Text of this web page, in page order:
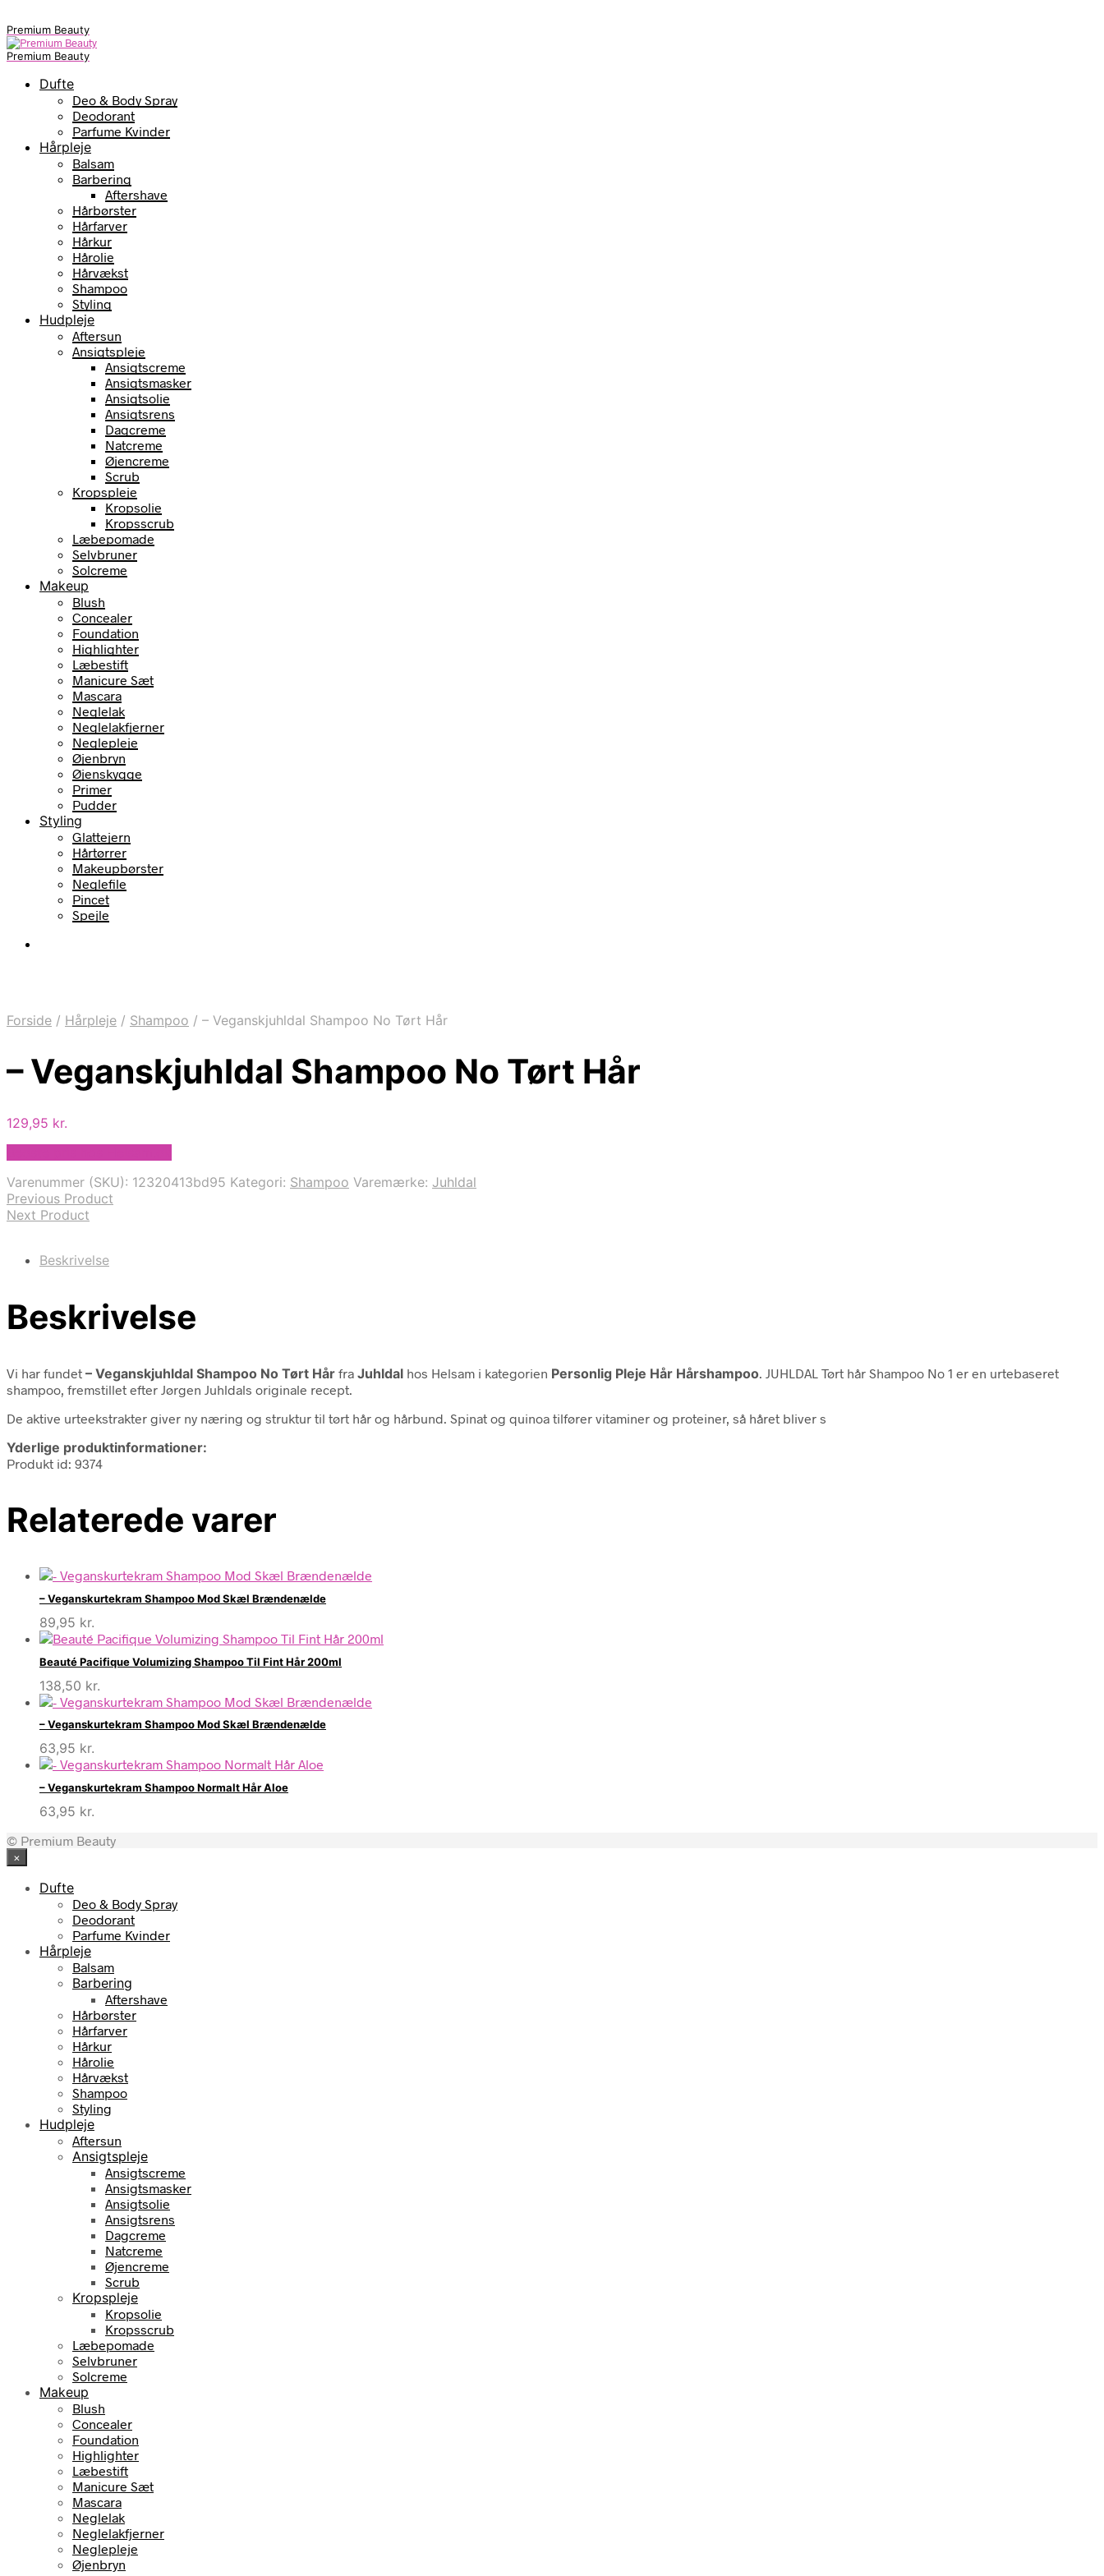
Premium Beauty
Premium Beauty
Dufte
Deo & Body Spray
Deodorant
Parfume Kvinder
Hårpleje
Balsam
Barbering
Aftershave
Hårbørster
Hårfarver
Hårkur
Hårolie
Hårvækst
Shampoo
Styling
Hudpleje
Aftersun
Ansigtspleje
Ansigtscreme
Ansigtsmasker
Ansigtsolie
Ansigtsrens
Dagcreme
Natcreme
Øjencreme
Scrub
Kropspleje
Kropsolie
Kropsscrub
Læbepomade
Selvbruner
Solcreme
Makeup
Blush
Concealer
Foundation
Highlighter
Læbestift
Manicure Sæt
Mascara
Neglelak
Neglelakfjerner
Neglepleje
Øjenbryn
Øjenskygge
Primer
Pudder
Styling
Glattejern
Hårtørrer
Makeupbørster
Neglefile
Pincet
Spejle
Forside / Hårpleje / Shampoo / – Veganskjuhldal Shampoo No Tørt Hår
– Veganskjuhldal Shampoo No Tørt Hår
129,95 kr.
Varenummer (SKU): 12320413bd95 Kategori: Shampoo Varemærke: Juhldal
Previous Product
Next Product
Beskrivelse
Beskrivelse
Vi har fundet – Veganskjuhldal Shampoo No Tørt Hår fra Juhldal hos Helsam i kategorien Personlig Pleje Hår Hårshampoo . JUHLDAL Tørt hår Shampoo No 1 er en urtebaseret
shampoo, fremstillet efter Jørgen Juhldals originale recept.
De aktive urteekstrakter giver ny næring og struktur til tørt hår og hårbund. Spinat og quinoa tilfører vitaminer og proteiner, så håret bliver s
Yderlige produktinformationer:
Produkt id: 9374
Relaterede varer
– Veganskurtekram Shampoo Mod Skæl Brændenælde
89,95 kr.
Beauté Pacifique Volumizing Shampoo Til Fint Hår 200ml
138,50 kr.
– Veganskurtekram Shampoo Mod Skæl Brændenælde
63,95 kr.
– Veganskurtekram Shampoo Normalt Hår Aloe
63,95 kr.
© Premium Beauty
×
Dufte
Deo & Body Spray
Deodorant
Parfume Kvinder
Hårpleje
Balsam
Barbering
Aftershave
Hårbørster
Hårfarver
Hårkur
Hårolie
Hårvækst
Shampoo
Styling
Hudpleje
Aftersun
Ansigtspleje
Ansigtscreme
Ansigtsmasker
Ansigtsolie
Ansigtsrens
Dagcreme
Natcreme
Øjencreme
Scrub
Kropspleje
Kropsolie
Kropsscrub
Læbepomade
Selvbruner
Solcreme
Makeup
Blush
Concealer
Foundation
Highlighter
Læbestift
Manicure Sæt
Mascara
Neglelak
Neglelakfjerner
Neglepleje
Øjenbryn